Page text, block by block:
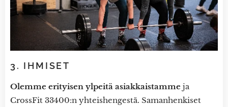
3. IHMISET
Olemme erityisen ylpeitä asiakkaistamme ja
CrossFit 33400:n yhteishengestä. Samanhenkiset